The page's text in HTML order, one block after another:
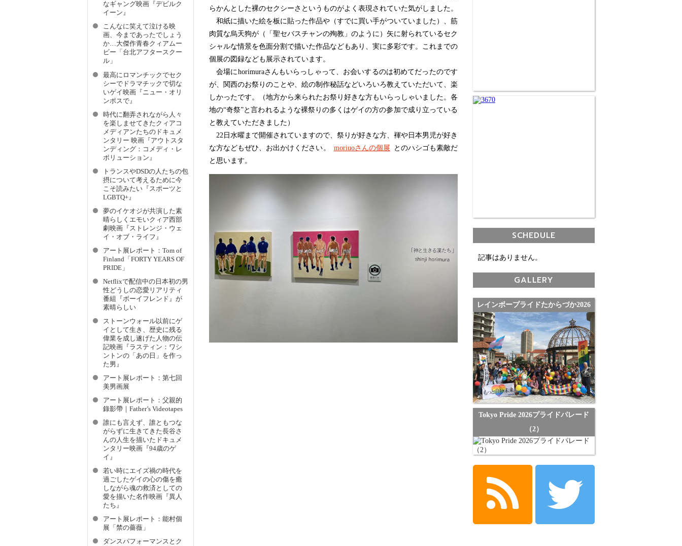
らかんとした裸のセクシーさというものがよく表現されていた気がしました。
和紙に描いた絵を板に貼った作品や（すでに買い手がついていました）、筋
肉質な烏天狗が（「聖セバスチャンの殉教」のように）矢に射られているセク
シャルな情景を色面分割で描いた作品などもあり、実に多彩です。これまでの
個展の図録なども展示されています。
会場にhorimuraさんもいらっしゃって、お会いするのは初めてだったのです
が、関西のお祭りのことや、絵の制作秘話などいろいろ教えていただいて、楽
しかったです。（地方から来られたお祭り好きな方もいらっしゃいました。各
地の“奇祭”と言われるような裸祭りの多くはゲイの方の参加で成り立っている
と教えていただきました）
22日水曜まで開催されていますので、祭りが好きな方、褌や日本男児が好き
な方などもぜひ、お出かけください。
moriuoさんの個展
とのハシゴも素敵だ
と思います。
なギャング映画『デビルク
イーン』
こんなに笑えて泣ける映
画、今まであったでしょう
か…大傑作青春クィアムー
ビー「台北アフタースクー
ル」
最高にロマンチックでセク
シーでドラマチックで切な
いゲイ映画『ニュー・オリ
ンポスで』
時代に翻弄されながら人々
を楽しませてきたクィアコ
メディアンたちのドキュメ
ンタリー 映画『アウトスタ
ンディング：コメディ・レ
ボリューション』
トランスやDSDの人たちの包
摂について考えるために今
こそ読みたい『スポーツと
LGBTQ+』
夢のイケオジが共演した素
晴らしくエモいクィア西部
劇映画『ストレンジ・ウェ
イ・オブ・ライフ』
アート展レポート：Tom of
Finland「FORTY YEARS OF
PRIDE」
Netflixで配信中の日本初の男
性どうしの恋愛リアリティ
番組『ボーイフレンド』が
素晴らしい
ストーンウォール以前にゲ
イとして生き、歴史に残る
偉業を成し遂げた人物の伝
記映画『ラスティン：ワシ
ントンの「あの日」を作っ
た男』
アート展レポート：第七回
美男画展
アート展レポート：父親的
錄影帶｜Father’s Videotapes
誰にも言えず、誰ともつな
がらずに生きてきた長谷さ
んの人生を描いたドキュメ
ンタリー映画『94歳のゲ
イ』
若い時にエイズ禍の時代を
過ごしたゲイの心の傷を癒
しながら魂の救済としての
愛を描いた名作映画『異人
たち』
アート展レポート：能村個
展「禁の薔薇」
ダンスパフォーマンスとク
SCHEDULE
記事はありません。
GALLERY
レインボープライドたからづか2026
Tokyo Pride 2026プライドパレード
（2）